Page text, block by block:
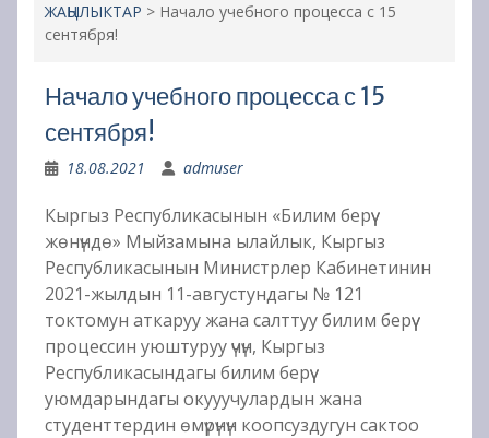
ЖАҢЫЛЫКТАР > Начало учебного процесса с 15
сентября!
Начало учебного процесса с 15
сентября!
18.08.2021 admuser
Кыргыз Республикасынын «Билим берүү
жөнүндө» Мыйзамына ылайлык, Кыргыз
Республикасынын Министрлер Кабинетинин
2021-жылдын 11-августундагы № 121
токтомун аткаруу жана салттуу билим берүү
процессин уюштуруу үчүн, Кыргыз
Республикасындагы билим берүү
уюмдарындагы окууучулардын жана
студенттердин өмүрүнүн коопсуздугун сактоо